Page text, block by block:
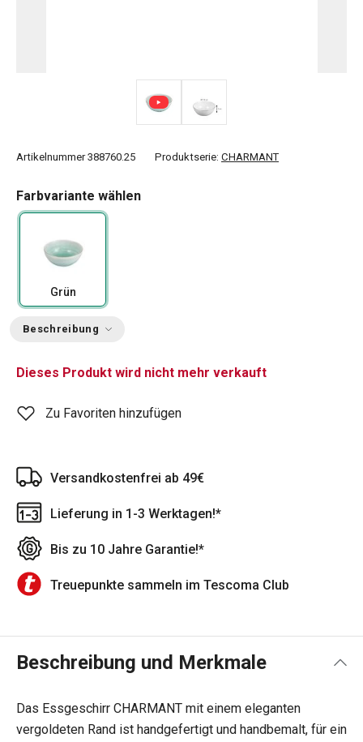
Artikelnummer 388760.25 Produktserie: CHARMANT
Farbvariante wählen
Grün
Beschreibung
Dieses Produkt wird nicht mehr verkauft
Zu Favoriten hinzufügen
Versandkostenfrei ab 49€
Lieferung in 1-3 Werktagen!*
Bis zu 10 Jahre Garantie!*
Treuepunkte sammeln im Tescoma Club
Beschreibung und Merkmale
Das Essgeschirr CHARMANT mit einem eleganten
vergoldeten Rand ist handgefertigt und handbemalt, für ein